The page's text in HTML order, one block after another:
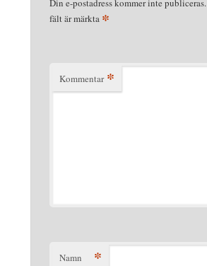
Din e-postadress kommer inte publiceras.
fält är märkta *
Kommentar *
Namn *